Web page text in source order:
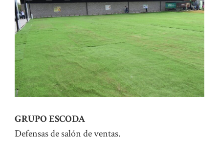
GRUPO ESCODA
Defensas de salón de ventas.